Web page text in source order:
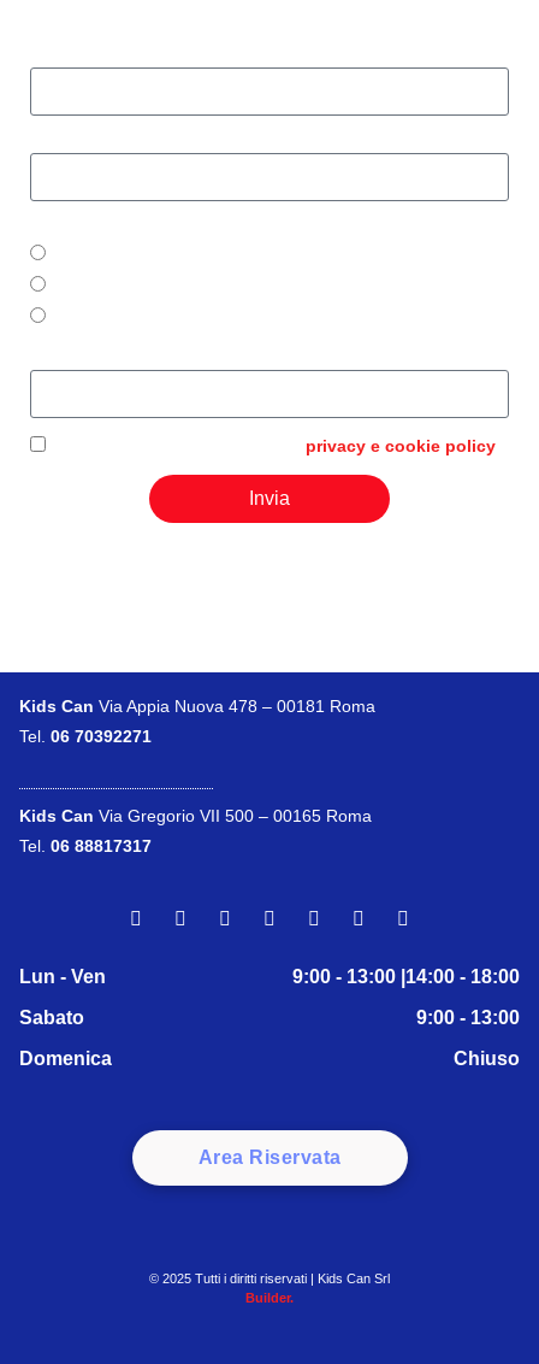
privacy e cookie policy
Invia
Kids Can Via Appia Nuova 478 – 00181 Roma
Tel. 06 70392271
Kids Can Via Gregorio VII 500 – 00165 Roma
Tel. 06 88817317
Lun - Ven
9:00 - 13:00 |14:00 - 18:00
Sabato
9:00 - 13:00
Domenica
Chiuso
Area Riservata
© 2025 Tutti i diritti riservati | Kids Can Srl
Builder.